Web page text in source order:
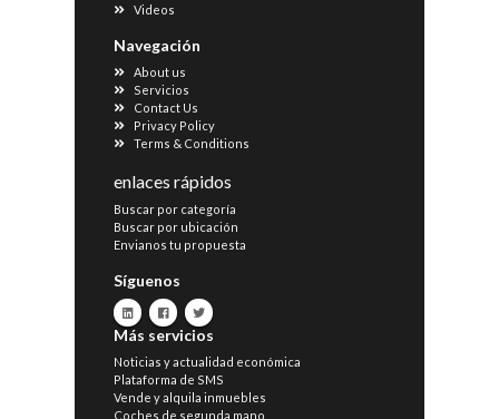
Videos
Navegación
About us
Servicios
Contact Us
Privacy Policy
Terms & Conditions
enlaces rápidos
Buscar por categoría
Buscar por ubicación
Envianos tu propuesta
Síguenos
Más servicios
Noticias y actualidad económica
Plataforma de SMS
Vende y alquila inmuebles
Coches de segunda mano